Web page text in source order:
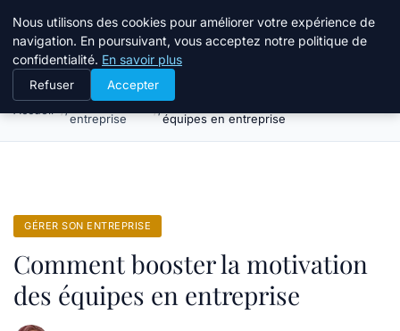
Bible Telemarketing
Gérer son
entreprise
Comment booster la motivation des
équipes en entreprise
GÉRER SON ENTREPRISE
Comment booster la motivation
des équipes en entreprise
Nous utilisons des cookies pour améliorer votre expérience de
navigation. En poursuivant, vous acceptez notre politique de
confidentialité. En savoir plus
Refuser Accepter